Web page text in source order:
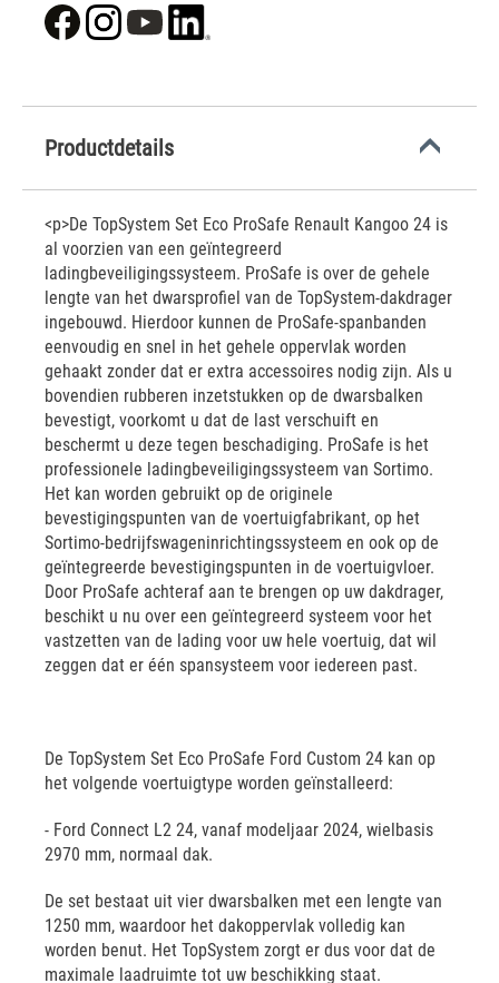
Productdetails
<p>De TopSystem Set Eco ProSafe Renault Kangoo 24 is
al voorzien van een geïntegreerd
ladingbeveiligingssysteem. ProSafe is over de gehele
lengte van het dwarsprofiel van de TopSystem-dakdrager
ingebouwd. Hierdoor kunnen de ProSafe-spanbanden
eenvoudig en snel in het gehele oppervlak worden
gehaakt zonder dat er extra accessoires nodig zijn. Als u
bovendien rubberen inzetstukken op de dwarsbalken
bevestigt, voorkomt u dat de last verschuift en
beschermt u deze tegen beschadiging. ProSafe is het
professionele ladingbeveiligingssysteem van Sortimo.
Het kan worden gebruikt op de originele
bevestigingspunten van de voertuigfabrikant, op het
Sortimo-bedrijfswageninrichtingssysteem en ook op de
geïntegreerde bevestigingspunten in de voertuigvloer.
Door ProSafe achteraf aan te brengen op uw dakdrager,
beschikt u nu over een geïntegreerd systeem voor het
vastzetten van de lading voor uw hele voertuig, dat wil
zeggen dat er één spansysteem voor iedereen past.
De TopSystem Set Eco ProSafe Ford Custom 24 kan op
het volgende voertuigtype worden geïnstalleerd:
- Ford Connect L2 24, vanaf modeljaar 2024, wielbasis
2970 mm, normaal dak.
De set bestaat uit vier dwarsbalken met een lengte van
1250 mm, waardoor het dakoppervlak volledig kan
worden benut. Het TopSystem zorgt er dus voor dat de
maximale laadruimte tot uw beschikking staat.